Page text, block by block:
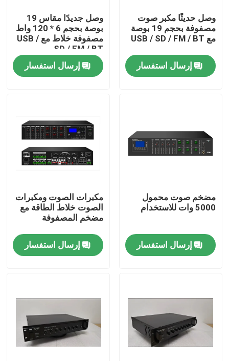
بيت
أشرطة فيديو
جولة في المعمل
اتصل بنا
حالات
وصل حديثًا مكبر صوت
مصفوفة بحجم 19 بوصة
مع USB / SD / FM / BT
إرسال استفسار
وصل جديدًا مقاس 19
بوصة بحجم 6 * 120 واط
مصفوفة خلاط مع USB /
SD / FM / BT
إرسال استفسار
مضخم صوت محمول
5000 وات للاستخدام
إرسال استفسار
مكبرات الصوت ومكبرات
الصوت خلاط الطاقة مع
مضخم المصفوفة
إرسال استفسار